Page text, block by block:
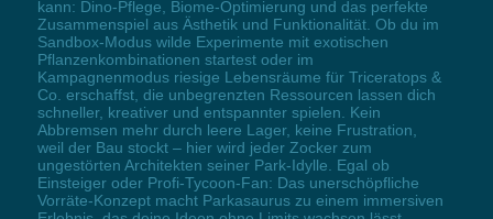
kann: Dino-Pflege, Biome-Optimierung und das perfekte
Zusammenspiel aus Ästhetik und Funktionalität. Ob du im
Sandbox-Modus wilde Experimente mit exotischen
Pflanzenkombinationen startest oder im
Kampagnenmodus riesige Lebensräume für Triceratops &
Co. erschaffst, die unbegrenzten Ressourcen lassen dich
schneller, kreativer und entspannter spielen. Kein
Abbremsen mehr durch leere Lager, keine Frustration,
weil der Bau stockt – hier wird jeder Zocker zum
ungestörten Architekten seiner Park-Idylle. Egal ob
Einsteiger oder Profi-Tycoon-Fan: Das unerschöpfliche
Vorräte-Konzept macht Parkasaurus zu einem immersiven